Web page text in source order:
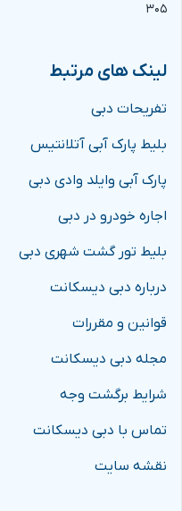
۳۰۵
لینک های مرتبط
تفریحات دبی
بلیط پارک آبی آتلانتیس
پارک آبی وایلد وادی دبی
اجاره خودرو در دبی
بلیط تور گشت شهری دبی
درباره دبی دیسکانت
قوانین و مقررات
مجله دبی دیسکانت
شرایط برگشت وجه
تماس با دبی دیسکانت
نقشه سایت